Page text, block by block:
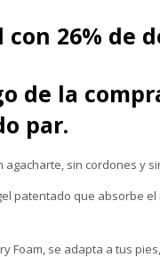
26% de
de la
par.
agacharte, sin cordones y
patentado que absorbe
Foam, se adapta a tus